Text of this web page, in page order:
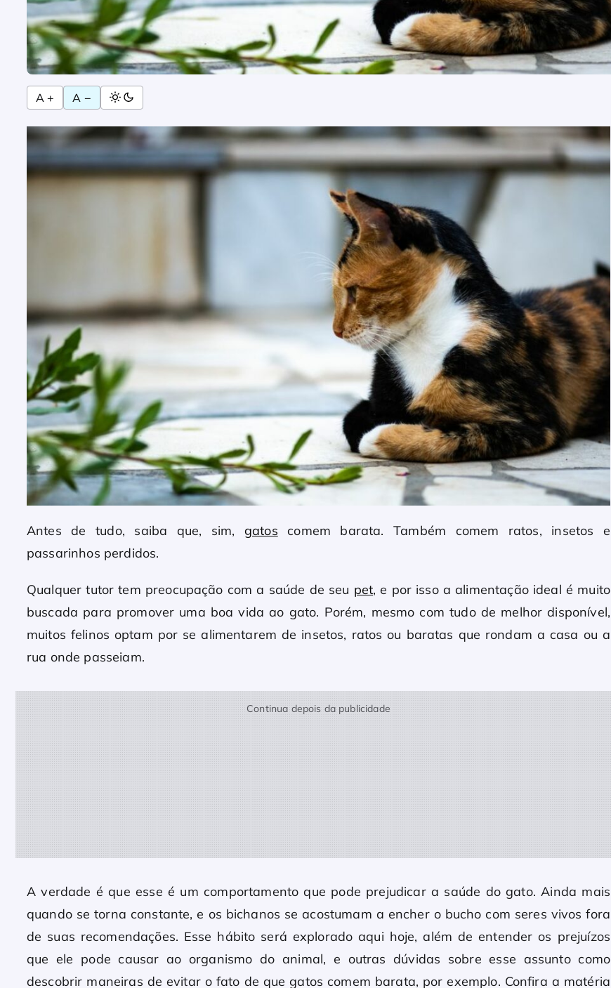
A + A −
Antes de tudo, saiba que, sim, gatos comem barata. Também comem ratos, insetos e
passarinhos perdidos.
Qualquer tutor tem preocupação com a saúde de seu pet, e por isso a alimentação ideal é muito
buscada para promover uma boa vida ao gato. Porém, mesmo com tudo de melhor disponível,
muitos felinos optam por se alimentarem de insetos, ratos ou baratas que rondam a casa ou a
rua onde passeiam.
Continua depois da publicidade
A verdade é que esse é um comportamento que pode prejudicar a saúde do gato. Ainda mais
quando se torna constante, e os bichanos se acostumam a encher o bucho com seres vivos fora
de suas recomendações. Esse hábito será explorado aqui hoje, além de entender os prejuízos
que ele pode causar ao organismo do animal, e outras dúvidas sobre esse assunto como
descobrir maneiras de evitar o fato de que gatos comem barata, por exemplo. Confira a matéria